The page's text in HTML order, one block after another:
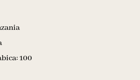
100